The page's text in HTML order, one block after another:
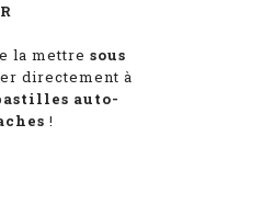
la mettre sous
directement à
auto-
!